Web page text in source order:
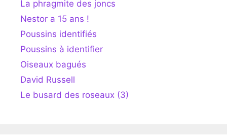
La phragmite des joncs
Nestor a 15 ans !
Poussins identifiés
Poussins à identifier
Oiseaux bagués
David Russell
Le busard des roseaux (3)